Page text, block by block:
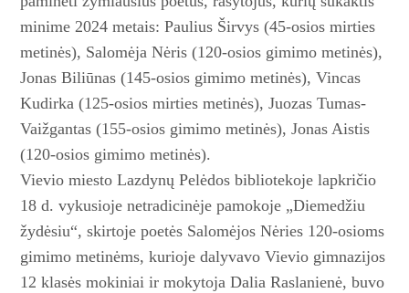
minime 2024 metais: Paulius Širvys (45-osios mirties
metinės), Salomėja Nėris (120-osios gimimo metinės),
Jonas Biliūnas (145-osios gimimo metinės), Vincas
Kudirka (125-osios mirties metinės), Juo­zas Tumas-
Vaižgantas (155-osios­ gimimo metinės), Jonas Aistis
(120-osios gimimo metinės).
Vievio miesto Lazdynų Pe­lėdos bibliotekoje lapkričio
18 d. vykusioje netradicinėje pamokoje „Diemedžiu
žydėsiu“, skirtoje poetės Salomėjos Nėries 120-o­sioms
gimimo metinėms, kurioje dalyvavo Vievio gimnazijos
12 klasės mokiniai ir mokytoja Dalia Raslanienė, buvo